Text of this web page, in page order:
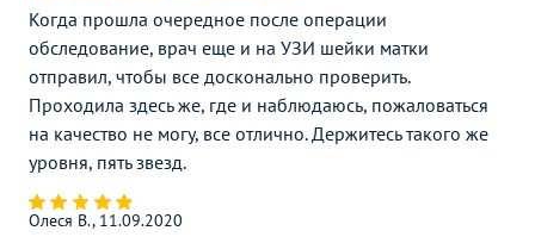
Когда прошла очередное после операции
обследование, врач еще и на УЗИ шейки матки
отправил, чтобы все досконально проверить.
Проходила здесь же, где и наблюдаюсь, пожаловаться
на качество не могу, все отлично. Держитесь такого же
уровня, пять звезд.
Олеся В., 11.09.2020